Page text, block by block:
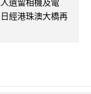
經港珠澳大橋再